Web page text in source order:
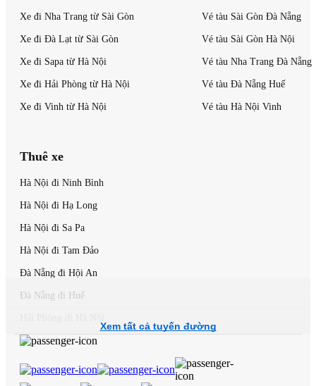
Xe đi Nha Trang từ Sài Gòn
Xe đi Đà Lạt từ Sài Gòn
Xe đi Sapa từ Hà Nội
Xe đi Hải Phòng từ Hà Nội
Xe đi Vinh từ Hà Nội
Vé tàu Sài Gòn Đà Nẵng
Vé tàu Sài Gòn Hà Nội
Vé tàu Nha Trang Đà Nẵng
Vé tàu Đà Nẵng Huế
Vé tàu Hà Nội Vinh
Thuê xe
Hà Nội đi Ninh Bình
Hà Nội đi Hạ Long
Hà Nội đi Sa Pa
Hà Nội đi Tam Đảo
Đà Nẵng đi Hội An
Đà Nẵng đi Huế
Xem tất cả tuyến đường